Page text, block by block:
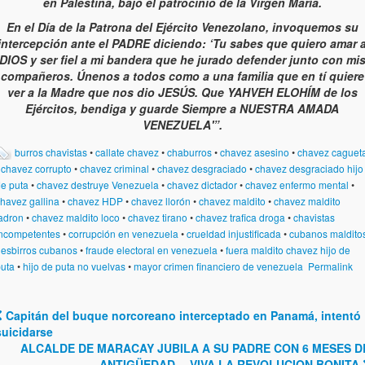
En el Día de la Patrona del Ejército Venezolano, invoquemos su
ante el PADRE diciendo: ‘Tu sabes que quiero amar
DIOS y ser fiel a mi bandera que he jurado defender junto con mis
compañeros. Únenos a todos como a una familia que en tí quiere
ver a la Madre que nos dio JESÚS. Que YAHVEH ELOHÍM de los
Ejércitos, bendiga y guarde Siempre a NUESTRA AMADA
VENEZUELA'”.
burros chavistas•callate chavez•chaburros•chavez asesino •chavez
chavez corrupto •chavez criminal •chavez desgraciado •chavez desgraciado hijo
puta •chavez destruye Venezuela •chavez dictador•chavez enfermo mental •
gallina •chavez HDP•chavez llorón •chavez maldito •chavez maldito
•chavez maldito loco •chavez tirano •chavez trafica droga •chavistas
•corrupción en venezuela •crueldad injustificada •cubanos
esbirros cubanos•fraude electoral en venezuela •fuera maldito chavez hijo de
•hijo de puta no vuelvas•mayor crimen financiero de venezuela Permalink
navigation
Capitán del buque norcoreano interceptado en Panamá, intentó
ALCALDE DE MARACAY JUBILA A SU PADRE CON 6 MESES